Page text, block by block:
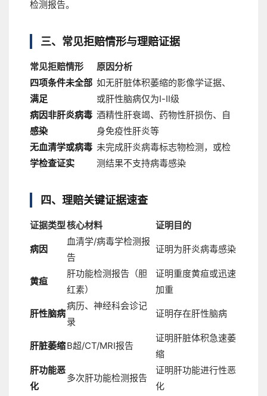
检测报告。
三、常见拒赔情形与理赔证据
常见拒赔情形
原因分析
四项条件未全部
满足
如无肝脏体积萎缩的影像学证据、
或肝性脑病仅为Ⅰ-Ⅱ级
病因非肝炎病毒
感染
酒精性肝衰竭、药物性肝损伤、自
身免疫性肝炎等
无血清学或病毒
学检查证实
未完成肝炎病毒标志物检测，或检
测结果不支持病毒感染
四、理赔关键证据速查
证据类型核心材料 证明目的
病因
血清学/病毒学检测报
告
证明为肝炎病毒感染
黄疸
肝功能检测报告（胆
红素）
证明重度黄疸或迅速
加重
肝性脑病
病历、神经科会诊记
录
证明存在肝性脑病
肝脏萎缩B超/CT/MRI报告
证明肝脏体积急速萎
缩
肝功能恶
化
多次肝功能检测报告
证明肝功能进行性恶
化